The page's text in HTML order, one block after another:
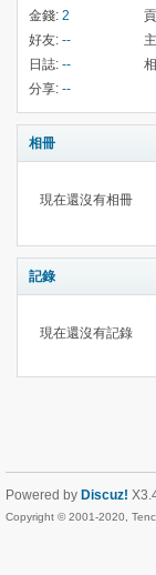
金錢: 2
好友: --
日誌: --
分享: --
相冊
現在還沒有相冊
記錄
現在還沒有記錄
Powered by Discuz!
Copyright © 2001-2020,